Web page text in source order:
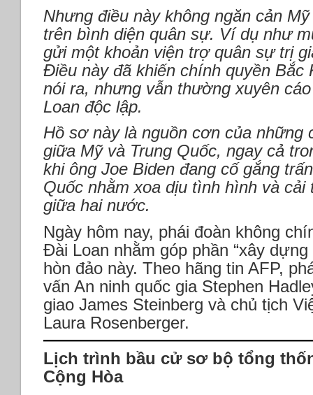
Nhưng điều này không ngăn cản
trên bình diện quân sự. Ví dụ như
gửi một khoản viện trợ quân sự trị
Điều này đã khiến chính quyền Bắc
nói ra, nhưng vẫn thường xuyên
Loan độc lập.
Hồ sơ này là nguồn cơn của những
giữa Mỹ và Trung Quốc, ngay cả
khi ông Joe Biden đang cố gắng
Quốc nhằm xoa dịu tình hình và cải
giữa hai nước.
Ngày hôm nay, phái đoàn không
Đài Loan nhằm góp phần “xây
hòn đảo này. Theo hãng tin AFP,
vấn An ninh quốc gia Stephen
giao James Steinberg và chủ tịch
Laura Rosenberger.
Lịch trình bầu cử sơ bộ tổng
Cộng Hòa